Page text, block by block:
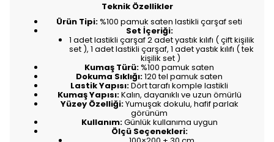
Teknik Özellikler
Ürün Tipi:%100 pamuk saten lastikli çarşaf seti
Set İçeriği:
1 adet lastikli çarşaf 2 adet yastık kılıfı ( çift kişilik
set ), 1 adet lastikli çarşaf, 1 adet yastık kılıfı ( tek
kişilik set )
Kumaş Türü:%100 pamuk saten
Dokuma Sıklığı:120 tel pamuk saten
Lastik Yapısı:Dört tarafı komple lastikli
Kumaş Yapısı:Kalın, dayanıklı ve uzun ömürlü
Yüzey Özelliği:Yumuşak dokulu, hafif parlak
görünüm
Kullanım:Günlük kullanıma uygun
Ölçü Seçenekleri: